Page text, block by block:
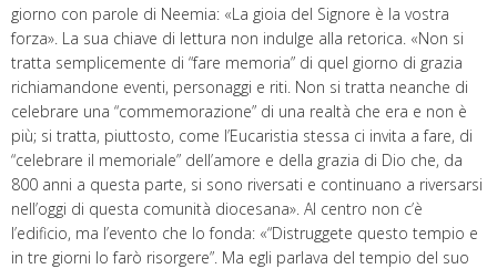
giorno con parole di Neemia: «La gioia del Signore è la vostra
forza». La sua chiave di lettura non indulge alla retorica. «Non si
tratta semplicemente di “fare memoria” di quel giorno di grazia
richiamandone eventi, personaggi e riti. Non si tratta neanche di
celebrare una “commemorazione” di una realtà che era e non è
più; si tratta, piuttosto, come l’Eucaristia stessa ci invita a fare, di
“celebrare il memoriale” dell’amore e della grazia di Dio che, da
800 anni a questa parte, si sono riversati e continuano a riversarsi
nell’oggi di questa comunità diocesana». Al centro non c’è
l’edificio, ma l’evento che lo fonda: «“Distruggete questo tempio e
in tre giorni lo farò risorgere”. Ma egli parlava del tempio del suo